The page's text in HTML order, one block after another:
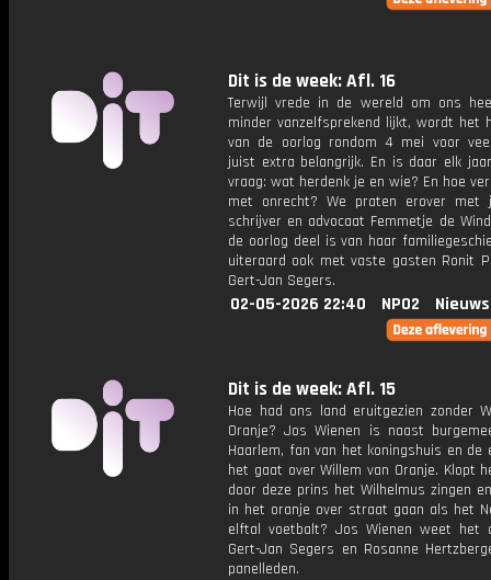
Dit is de week: Afl. 16
Terwijl vrede in de wereld om ons
minder vanzelfsprekend lijkt, wordt het
van de oorlog rondom 4 mei voor
juist extra belangrijk. En is daar elk
vraag: wat herdenk je en wie? En hoe
met onrecht? We praten erover met
schrijver en advocaat Femmetje de
de oorlog deel is van haar
uiteraard ook met vaste gasten Ronit
Gert-Jan Segers.
02-05-2026 22:40 NPO2
Dit is de week: Afl. 15
Hoe had ons land eruitgezien zonder
Oranje? Jos Wienen is naast
Haarlem, fan van het koningshuis en de
het gaat over Willem van Oranje. Klopt
door deze prins het Wilhelmus zingen
in het oranje over straat gaan als het
elftal voetbalt? Jos Wienen weet het
Gert-Jan Segers en Rosanne
panelleden.